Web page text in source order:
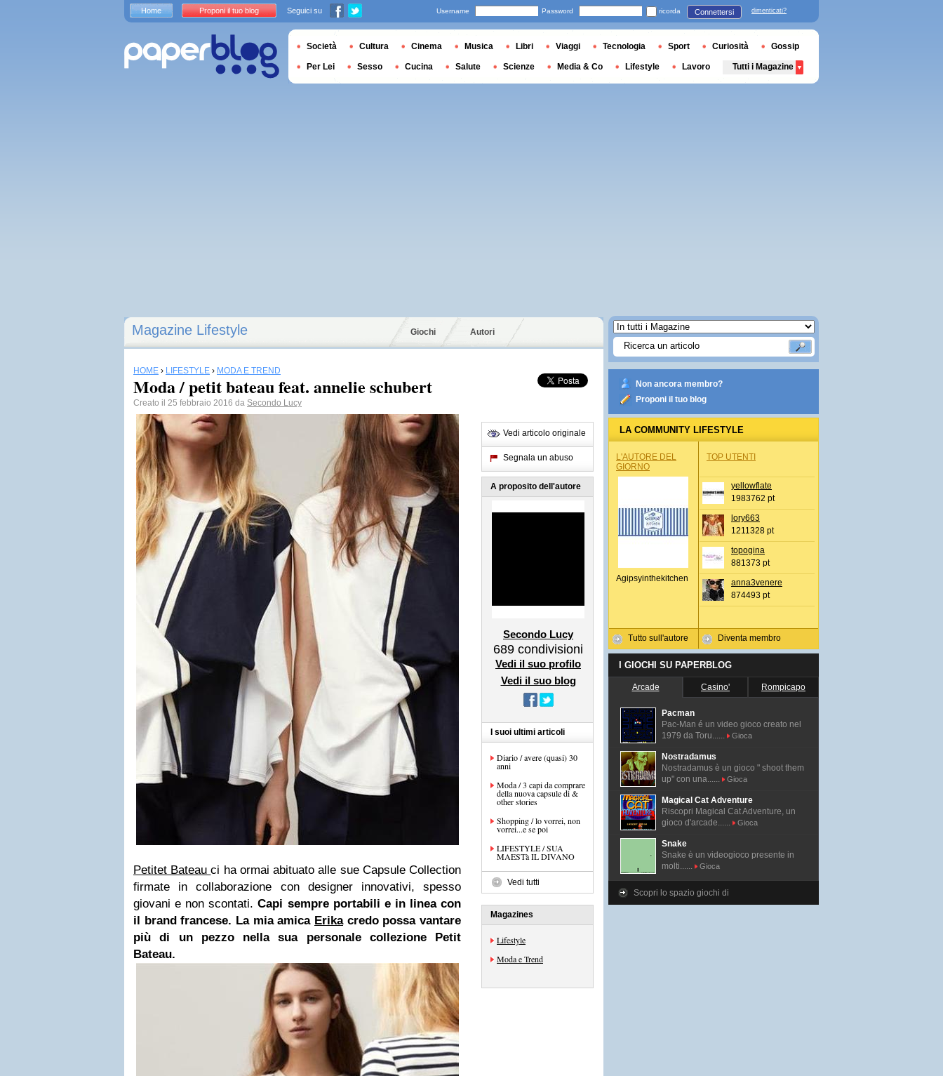
Magazine Lifestyle Giochi Autori
HOME › LIFESTYLE › MODA E TREND
Moda / petit bateau feat. annelie schubert
Creato il 25 febbraio 2016 da Secondo Lucy
Petitet Bateauci ha ormai abituato alle sue Capsule Collection
firmate in collaborazione con designer innovativi, spesso
giovani e non scontati. Capi sempre portabili e in linea con
il brand francese. La mia amica Erikacredo possa vantare
più di un pezzo nella sua personale collezione Petit
Bateau.
Vedi articolo originale
Segnala un abuso
A proposito dell'autore
Secondo Lucy
689 condivisioni
Vedi il suo profilo
Vedi il suo blog
I suoi ultimi articoli
Diario / avere (quasi) 30
anni
Moda / 3 capi da comprare
della nuova capsule di &
other stories
Shopping / lo vorrei, non
vorrei...e se poi
LIFESTYLE / SUA
MAESTà IL DIVANO
Vedi tutti
Magazines
Lifestyle
Moda e Trend
Non ancora membro?
Proponi il tuo blog
LA COMMUNITY LIFESTYLE
L'AUTORE DEL
GIORNO
Agipsyinthekitchen
Tutto sull'autore
TOP UTENTI
yellowflate
1983762 pt
lory663
1211328 pt
topogina
881373 pt
anna3venere
874493 pt
Diventa membro
I GIOCHI SU PAPERBLOG
Arcade Casino' Rompicapo
Pacman
Pac-Man é un video gioco creato nel
1979 da Toru......
Gioca
Nostradamus
Nostradamus è un gioco " shoot them
up" con una......
Gioca
Magical Cat Adventure
Riscopri Magical Cat Adventure, un
gioco d'arcade......
Gioca
Snake
Snake è un videogioco presente in
molti......
Gioca
Scopri lo spazio giochi di
Home Proponi il tuo blog Seguici su Username Password ricorda Connettersi dimenticati?
Società Cultura Cinema Musica Libri Viaggi Tecnologia Sport Curiosità Gossip
Per Lei Sesso Cucina Salute Scienze Media & Co Lifestyle Lavoro Tutti i Magazine